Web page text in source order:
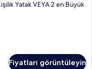
Yatak VEYA 2 en Büyük
Fiyatları görüntüleyin